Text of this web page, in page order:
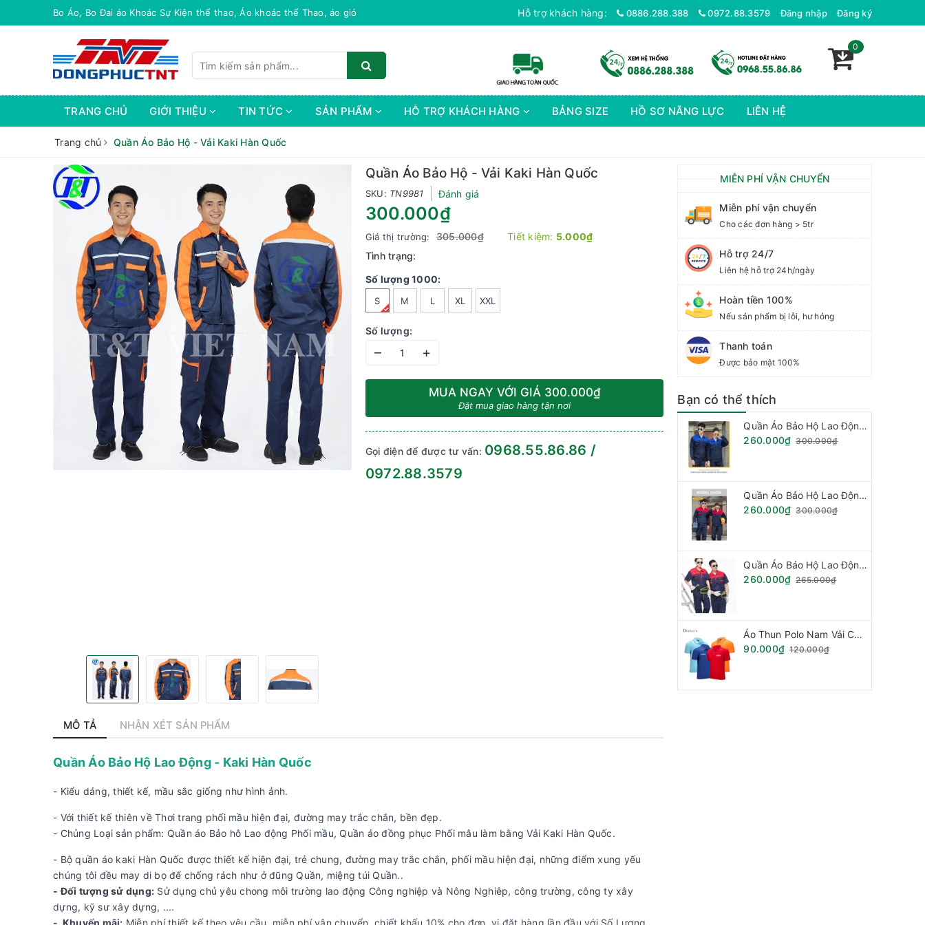
Áo khoác thể Thao, áo gió Xượng Dệt Bo Long Biên - Chuyên Dệt Phụ Kiên áo Khoác Bomber, Áo Thể Tháo Cao Cấp
Hỗ trợ khách hàng: 0886.288.388 0972.88.3579 Đăng nhập Đăng ký
0
TRANG CHỦ GIỚI THIỆU TIN TỨC SẢN PHẨM HỖ TRỢ KHÁCH HÀNG BẢNG SIZE HỒ SƠ NĂNG LỰC LIÊN HỆ
Trang chủ Quần Áo Bảo Hộ - Vải Kaki Hàn Quốc
Quần Áo Bảo Hộ - Vải Kaki Hàn Quốc
SKU: TN9981 Đánh giá
300.000₫
Giá thị trường: 305.000₫ Tiết kiệm: 5.000₫
Tình trạng:
Số lượng 1000:
S M L XL XXL
Số lượng:
– +
MUA NGAY VỚI GIÁ 300.000₫
Đặt mua giao hàng tận nơi
Gọi điện để được tư vấn: 0968.55.86.86 /
0972.88.3579
MÔ TẢ NHẬN XÉT SẢN PHẨM
Quần Áo Bảo Hộ Lao Động - Kaki Hàn Quốc
- Kiểu dáng, thiết kế, mầu sắc giống như hình ảnh.
- Với thiết kế thiên về Thơi trang phối mầu hiện đại, đường may trắc chắn, bền đẹp.
- Chủng Loại sản phẩm: Quần áo Bảo hô Lao động Phối mầu, Quần áo đồng phục Phối mâu làm bằng Vải Kaki Hàn Quốc.
- Bộ quần áo kaki Hàn Quốc được thiết kế hiện đại, trẻ chung, đường may trắc chắn, phối mầu hiện đại, những điểm xung yếu
chúng tôi đều may di bọ để chống rách như ở đũng Quần, miệng túi Quần..
- Đối tượng sử dụng: Sử dụng chủ yêu chong môi trường lao động Công nghiệp và Nông Nghiêp, công trường, công ty xây
dựng, kỹ sư xây dựng, ....
- Khuyến mãi: Miễn phí thiết kế theo yêu cầu, miễn phí vận chuyển, chiết khấu 10% cho đơn vị đặt hàng lần đầu với Số Lượng
MIỄN PHÍ VẬN CHUYỂN
Miễn phí vận chuyển
Cho các đơn hàng > 5tr
Hỗ trợ 24/7
Liên hệ hỗ trợ 24h/ngày
Hoàn tiền 100%
Nếu sản phẩm bị lỗi, hư hỏng
Thanh toán
Được bảo mật 100%
Bạn có thể thích
Quần Áo Bảo Hộ Lao Động - Vải Kaki Pang RIm Hàn Quốc
260.000₫ 300.000₫
Quần Áo Bảo Hộ Lao Động - Vải Kaki Pang Rim Hàn Quốc
260.000₫ 300.000₫
Quần Áo Báo Hộ Lao Động, Quần Áo Đồng Phục - Vải Kaki Hàn Quốc Loại Phối Mầu (Hàng đặt theo mẫu)
260.000₫ 265.000₫
Áo Thun Polo Nam Vải Cá Sấu Phối Sọc Viền Tay Cổ.
90.000₫ 120.000₫